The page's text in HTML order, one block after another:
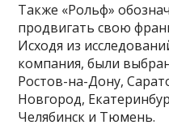
Также «Рольф»
продвигать свою
Исходя из
компания, были
Ростов-на-Дону,
Новгород,
Челябинск и Тюмень.